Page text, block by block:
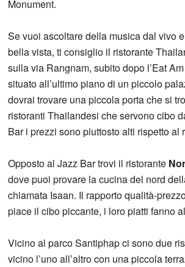
Monument.
Se vuoi ascoltare della musica dal vivo
bella vista, ti consiglio il ristorante
sulla via Rangnam, subito dopo l’Eat
situato all’ultimo piano di un piccolo
dovrai trovare una piccola porta che si
ristoranti Thailandesi che servono cibo
Bar i prezzi sono piuttosto alti rispetto al
Opposto al Jazz Bar trovi il ristorante
dove puoi provare la cucina del nord
chiamata Isaan. Il rapporto qualità-
piace il cibo piccante, i loro piatti fanno
Vicino al parco Santiphap ci sono due
vicino l’uno all’altro con una piccola